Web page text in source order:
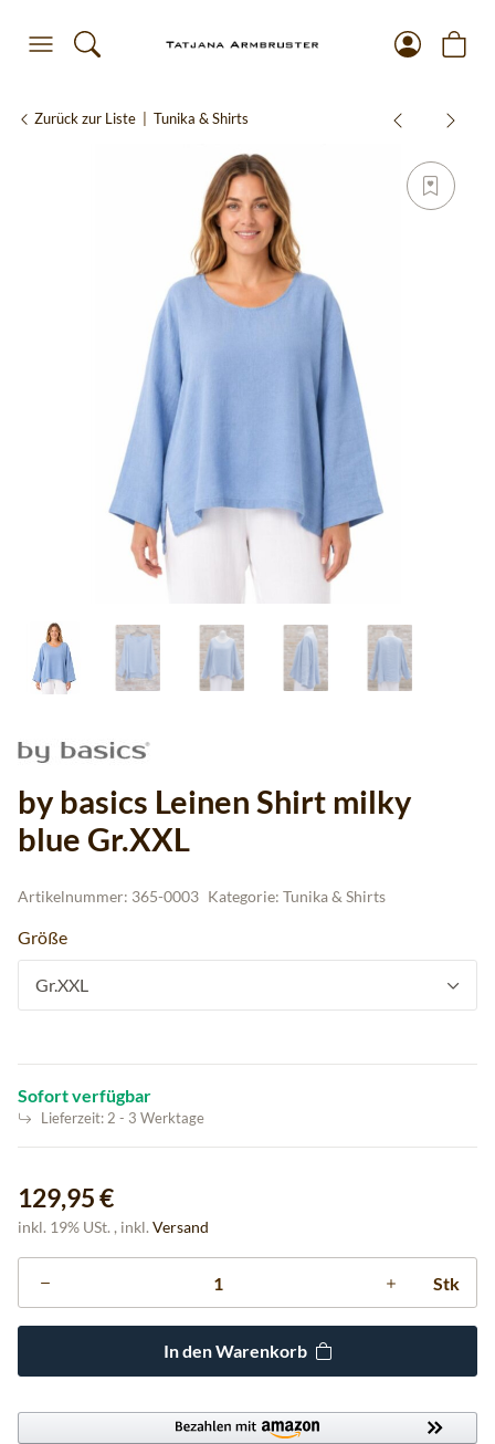
Zurück zur Liste Tunika & Shirts
by basics Leinen Shirt milky
blue Gr.XXL
Artikelnummer: 365-0003 Kategorie: Tunika & Shirts
Größe
Gr.XXL
Sofort verfügbar
Lieferzeit: 2 - 3 Werktage
129,95 €
inkl. 19% USt. , inkl. Versand
Stk
In den Warenkorb